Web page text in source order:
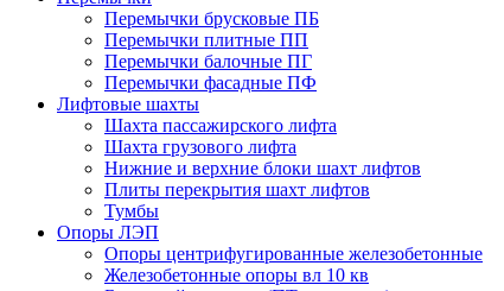
Перемычки брусковые ПБ
Перемычки плитные ПП
Перемычки балочные ПГ
Перемычки фасадные ПФ
Лифтовые шахты
Шахта пассажирского лифта
Шахта грузового лифта
Нижние и верхние блоки шахт лифтов
Плиты перекрытия шахт лифтов
Тумбы
Опоры ЛЭП
Опоры центрифугированные железобетонные
Железобетонные опоры вл 10 кв